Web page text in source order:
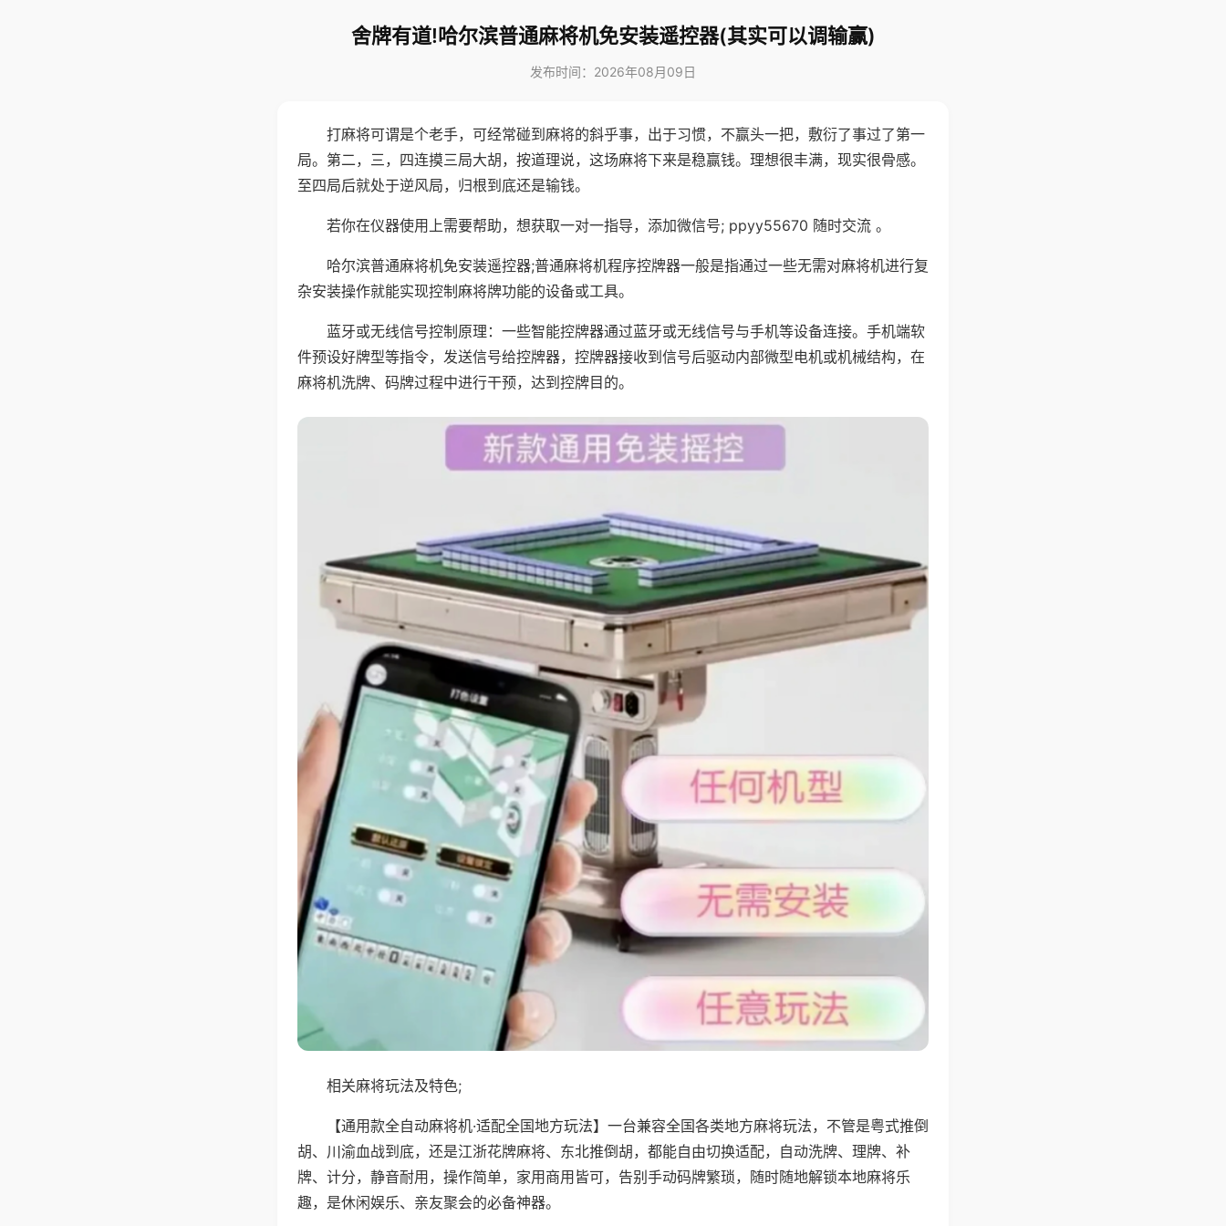
舍牌有道!哈尔滨普通麻将机免安装遥控器(其实可以调输赢)
发布时间：2026年08月09日
打麻将可谓是个老手，可经常碰到麻将的斜乎事，出于习惯，不赢头一把，敷衍了事过了第一
局。第二，三，四连摸三局大胡，按道理说，这场麻将下来是稳赢钱。理想很丰满，现实很骨感。
至四局后就处于逆风局，归根到底还是输钱。
若你在仪器使用上需要帮助，想获取一对一指导，添加微信号; ppyy55670 随时交流 。
哈尔滨普通麻将机免安装遥控器;普通麻将机程序控牌器一般是指通过一些无需对麻将机进行复
杂安装操作就能实现控制麻将牌功能的设备或工具。
蓝牙或无线信号控制原理：一些智能控牌器通过蓝牙或无线信号与手机等设备连接。手机端软
件预设好牌型等指令，发送信号给控牌器，控牌器接收到信号后驱动内部微型电机或机械结构，在
麻将机洗牌、码牌过程中进行干预，达到控牌目的。
相关麻将玩法及特色;
【通用款全自动麻将机·适配全国地方玩法】一台兼容全国各类地方麻将玩法，不管是粤式推倒
胡、川渝血战到底，还是江浙花牌麻将、东北推倒胡，都能自由切换适配，自动洗牌、理牌、补
牌、计分，静音耐用，操作简单，家用商用皆可，告别手动码牌繁琐，随时随地解锁本地麻将乐
趣，是休闲娱乐、亲友聚会的必备神器。